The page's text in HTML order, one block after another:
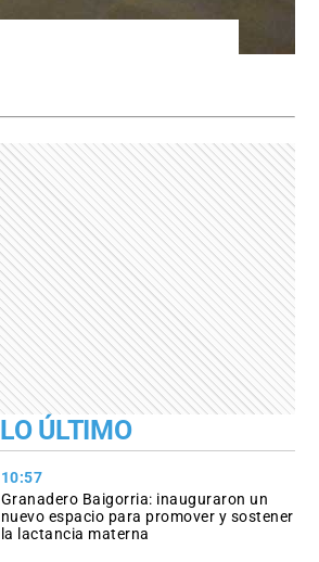
LO ÚLTIMO
10:57
Granadero Baigorria: inauguraron un
nuevo espacio para promover y sostener
la lactancia materna